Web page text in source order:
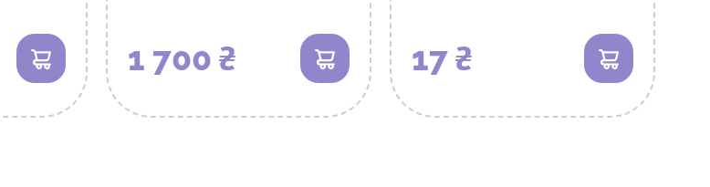
В кошик 1 700 ₴ В кошик 17 ₴ В кошик